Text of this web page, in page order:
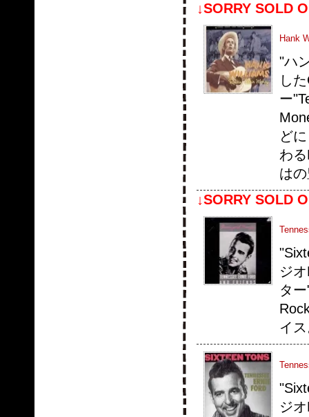
↓SORRY SOLD
Hank
"ハ
し
ー
ど
わ
は
↓SORRY SOLD
ジ
タ
イ
ジ